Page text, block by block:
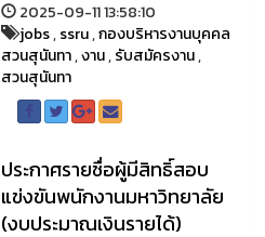
2025-09-11 13:58:10
jobs,ssru,กองบริหารงานบุคคล
สวนสุนันทา,งาน,รับสมัครงาน,
สวนสุนันทา
ประกาศรายชื่อผู้มีสิทธิ์สอบ
แข่งขันพนักงานมหาวิทยาลัย
(งบประมาณเงินรายได้)